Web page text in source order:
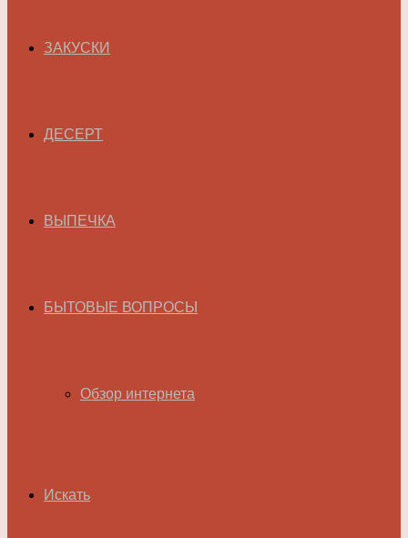
ЗАКУСКИ
ДЕСЕРТ
ВЫПЕЧКА
БЫТОВЫЕ ВОПРОСЫ
Обзор интернета
Искать